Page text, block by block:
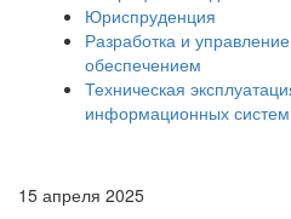
Юриспруденция
Разработка и
обеспечением
Техническая
информационных систем
15 апреля 2025